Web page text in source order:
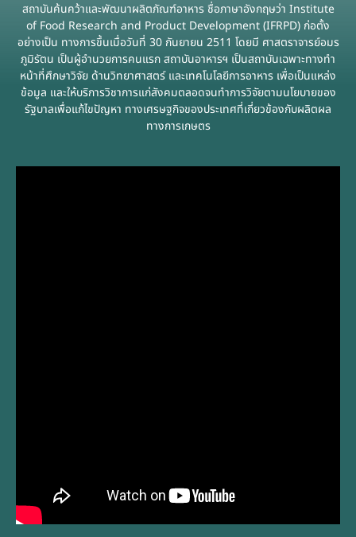
สถาบันค้นคว้าและพัฒนาผลิตภัณฑ์อาหาร ชื่อภาษาอังกฤษว่า Institute
of Food Research and Product Development (IFRPD) ก่อตั้ง
อย่างเป็น ทางการขึ้นเมื่อวันที่ 30 กันยายน 2511 โดยมี ศาสตราจารย์อมร
ภูมิรัตน เป็นผู้อำนวยการคนแรก สถาบันอาหารฯ เป็นสถาบันเฉพาะทางทำ
หน้าที่ศึกษาวิจัย ด้านวิทยาศาสตร์ และเทคโนโลยีการอาหาร เพื่อเป็นแหล่ง
ข้อมูล และให้บริการวิชาการแก่สังคมตลอดจนทำการวิจัยตามนโยบายของ
รัฐบาลเพื่อแก้ไขปัญหา ทางเศรษฐกิจของประเทศที่เกี่ยวข้องกับผลิตผล
ทางการเกษตร